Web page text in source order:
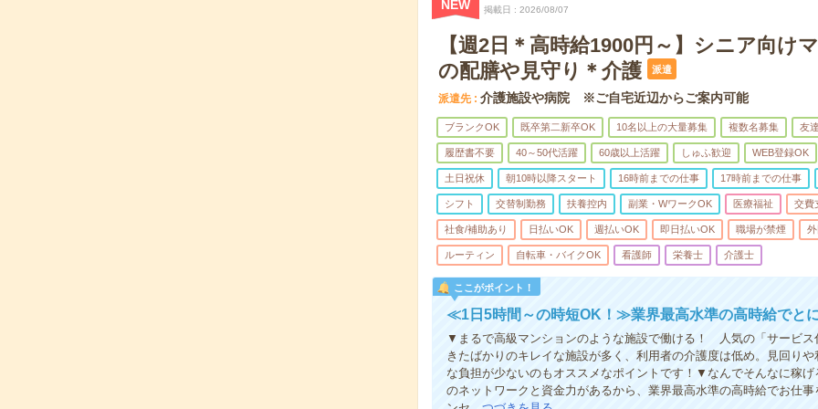
NEW 掲載日 2026/08/07
【週2日＊高時給1900円～】シニア向け
の配膳や見守り＊介護
派遣
派遣先 介護施設や病院 ※ご自宅近辺からご案内可能
ブランクOK 既卒第二新卒OK 10名以上の大量募集 複数名募集 友
履歴書不要 40～50代活躍 60歳以上活躍 しゅふ歓迎 WEB登録OK
土日祝休 朝10時以降スタート 16時前までの仕事 17時前までの仕事
シフト 交替制勤務 扶養控内 副業・WワークOK 医療福祉 交費
社食/補助あり 日払いOK 週払いOK 即日払いOK 職場が禁煙
ルーティン 自転車・バイクOK 看護師 栄養士 介護士
ここがポイント！
≪1日5時間～の時短OK！≫業界最高水準の高時給でと
▼まるで高級マンションのような施設で働ける！ 人気の「サービス
きたばかりのキレイな施設が多く、利用者の介護度は低め。見回り
な負担が少ないのもオススメなポイントです！▼なんでそんなに稼
のネットワークと資金力があるから、業界最高水準の高時給でお仕